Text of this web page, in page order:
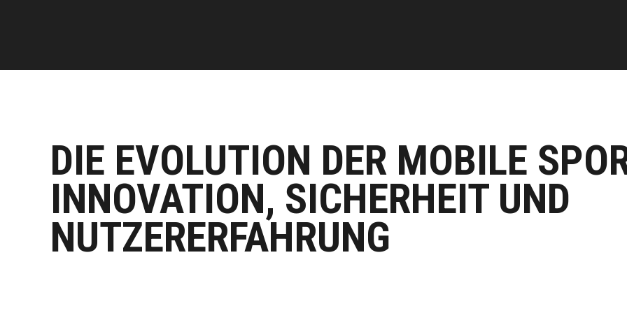
DIE EVOLUTION DER MOBILE
INNOVATION, SICHERHEIT UND
NUTZERERFAHRUNG